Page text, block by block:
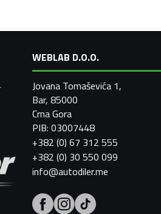
WEBLAB D.O.O.
Jovana Tomaševića 1,
Bar, 85000
Crna Gora
PIB: 03007448
+382 (0) 67 312 555
+382 (0) 30 550 099
info@autodiler.me